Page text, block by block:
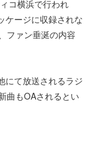
コ横浜で行われ
ケージに収録されな
ファン垂涎の内容
にて放送されるラジ
曲もOAされるとい